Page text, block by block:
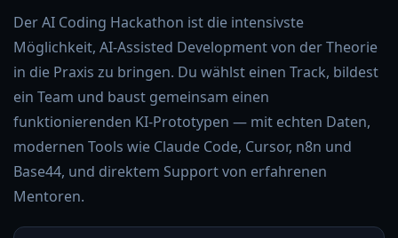
Der AI Coding Hackathon ist die intensivste
Möglichkeit, AI-Assisted Development von der Theorie
in die Praxis zu bringen. Du wählst einen Track, bildest
ein Team und baust gemeinsam einen
funktionierenden KI-Prototypen — mit echten Daten,
modernen Tools wie Claude Code, Cursor, n8n und
Base44, und direktem Support von erfahrenen
Mentoren.